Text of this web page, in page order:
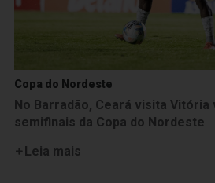
Copa do Nordeste
No Barradão, Ceará visita Vitória
semifinais da Copa do Nordeste
Leia mais